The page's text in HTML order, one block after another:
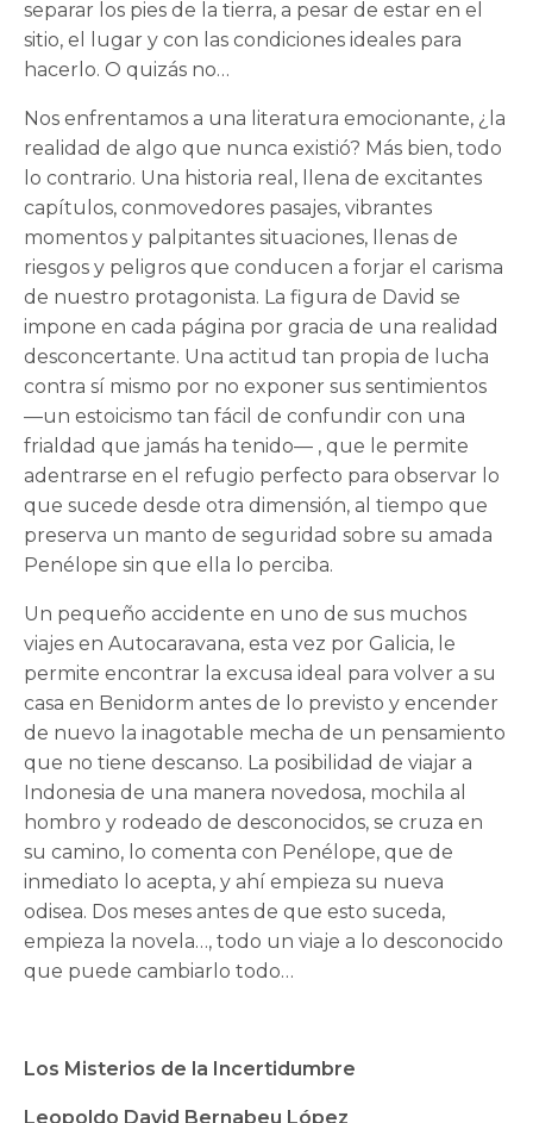
separar los pies de la tierra, a pesar de estar en el
sitio, el lugar y con las condiciones ideales para
hacerlo. O quizás no…
Nos enfrentamos a una literatura emocionante, ¿la
realidad de algo que nunca existió? Más bien, todo
lo contrario. Una historia real, llena de excitantes
capítulos, conmovedores pasajes, vibrantes
momentos y palpitantes situaciones, llenas de
riesgos y peligros que conducen a forjar el carisma
de nuestro protagonista. La figura de David se
impone en cada página por gracia de una realidad
desconcertante. Una actitud tan propia de lucha
contra sí mismo por no exponer sus sentimientos
—un estoicismo tan fácil de confundir con una
frialdad que jamás ha tenido— , que le permite
adentrarse en el refugio perfecto para observar lo
que sucede desde otra dimensión, al tiempo que
preserva un manto de seguridad sobre su amada
Penélope sin que ella lo perciba.
Un pequeño accidente en uno de sus muchos
viajes en Autocaravana, esta vez por Galicia, le
permite encontrar la excusa ideal para volver a su
casa en Benidorm antes de lo previsto y encender
de nuevo la inagotable mecha de un pensamiento
que no tiene descanso. La posibilidad de viajar a
Indonesia de una manera novedosa, mochila al
hombro y rodeado de desconocidos, se cruza en
su camino, lo comenta con Penélope, que de
inmediato lo acepta, y ahí empieza su nueva
odisea. Dos meses antes de que esto suceda,
empieza la novela…, todo un viaje a lo desconocido
que puede cambiarlo todo…
Los Misterios de la Incertidumbre
Leopoldo David Bernabeu López